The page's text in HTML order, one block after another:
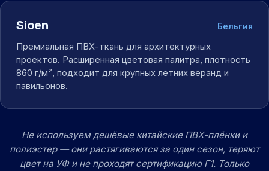
Sioen Бельгия
Премиальная ПВХ-ткань для архитектурных
проектов. Расширенная цветовая палитра, плотность
860 г/м², подходит для крупных летних веранд и
павильонов.
Не используем дешёвые китайские ПВХ-плёнки и
полиэстер — они растягиваются за один сезон, теряют
цвет на УФ и не проходят сертификацию Г1. Только